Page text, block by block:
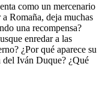
como un mercenario
Romaña, deja muchas
una recompensa?
enredar a las
¿Por qué aparece su
del Iván Duque? ¿Qué